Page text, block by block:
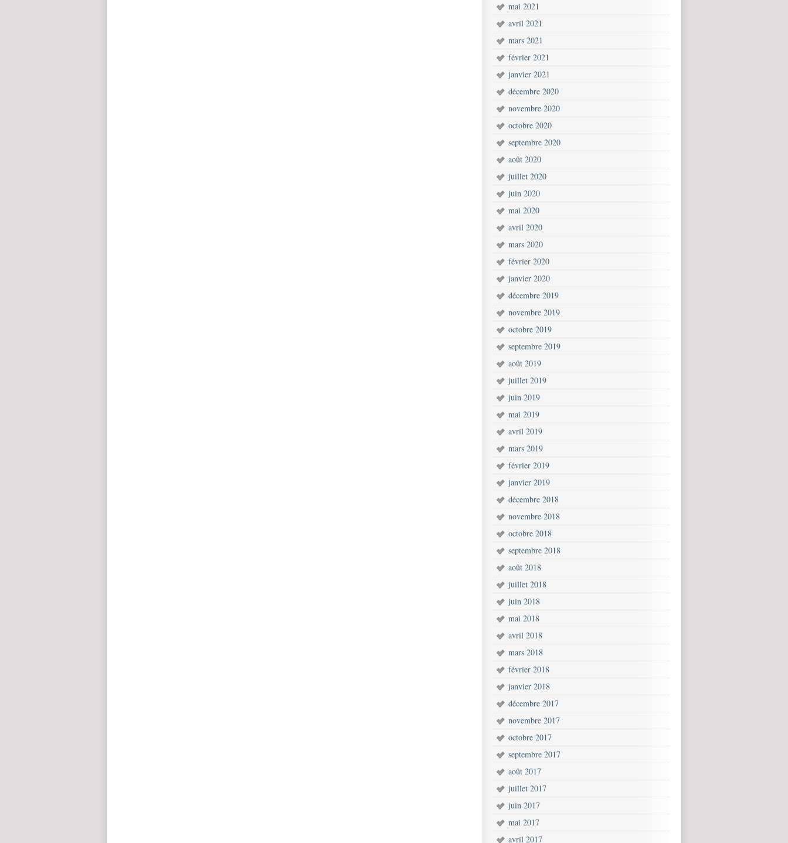
mai 2021
avril 2021
mars 2021
février 2021
janvier 2021
décembre 2020
novembre 2020
octobre 2020
septembre 2020
août 2020
juillet 2020
juin 2020
mai 2020
avril 2020
mars 2020
février 2020
janvier 2020
décembre 2019
novembre 2019
octobre 2019
septembre 2019
août 2019
juillet 2019
juin 2019
mai 2019
avril 2019
mars 2019
février 2019
janvier 2019
décembre 2018
novembre 2018
octobre 2018
septembre 2018
août 2018
juillet 2018
juin 2018
mai 2018
avril 2018
mars 2018
février 2018
janvier 2018
décembre 2017
novembre 2017
octobre 2017
septembre 2017
août 2017
juillet 2017
juin 2017
mai 2017
avril 2017